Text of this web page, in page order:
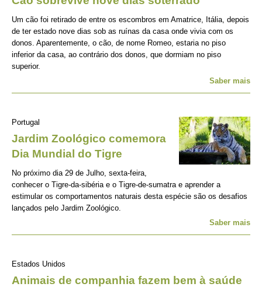
Um cão foi retirado de entre os escombros em Amatrice, Itália, depois
de ter estado nove dias sob as ruínas da casa onde vivia com os
donos. Aparentemente, o cão, de nome Romeo, estaria no piso
inferior da casa, ao contrário dos donos, que dormiam no piso
superior.
Saber mais
Portugal
Jardim Zoológico comemora
Dia Mundial do Tigre
No próximo dia 29 de Julho, sexta-feira,
conhecer o Tigre-da-sibéria e o Tigre-de-sumatra e aprender a
estimular os comportamentos naturais desta espécie são os desafios
lançados pelo Jardim Zoológico.
Saber mais
Estados Unidos
Animais de companhia fazem bem à saúde